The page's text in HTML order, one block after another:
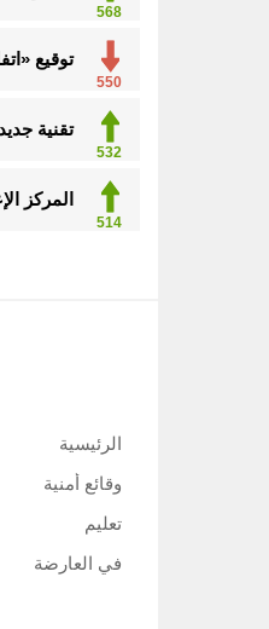
568
550
توقيع
532
تقنية
514
المركز
الرئيسية
وقائع أمنية
تعليم
في العارضة